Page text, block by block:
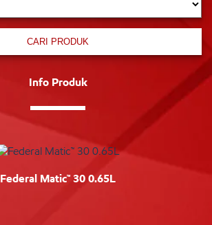
CARI PRODUK
Info Produk
Federal Matic™ 30 0.65L